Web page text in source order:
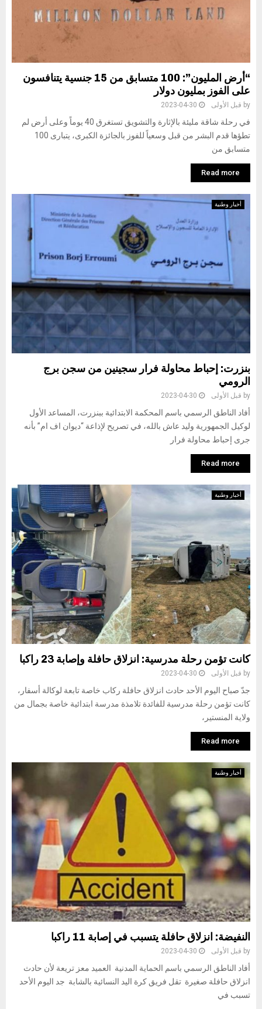
“أرض المليون”: 100 متسابق من 15 جنسية يتنافسون
على الفوز بمليون دولار
by قبل الأولى 2023-04-30
في رحلة شاقة مليئة بالإثارة والتشويق تستغرق 40 يوماً وعلى أرض لم
تطؤها قدم البشر من قبل وسعياً للفوز بالجائزة الكبرى، يتبارى 100
متسابق من
Read more
أخبار وطنية
بنزرت: إحباط محاولة فرار سجينين من سجن برج
الرومي
by قبل الأولى 2023-04-30
أفاد الناطق الرسمي باسم المحكمة الابتدائية ببنزرت، المساعد الأول
لوكيل الجمهورية وليد عاش بالله، في تصريح لإذاعة “ديوان اف ام” بأنه
جرى إحباط محاولة فرار
Read more
أخبار وطنية
كانت تؤمن رحلة مدرسية: انزلاق حافلة وإصابة 23 راكبا
by قبل الأولى 2023-04-30
جدّ صباح اليوم الأحد حادث انزلاق حافلة ركاب خاصة تابعة لوكالة أسفار،
كانت تؤمن رحلة مدرسية للفائدة تلامذة مدرسة ابتدائية خاصة بجمال من
ولاية المنستير،
Read more
أخبار وطنية
النفيضة: انزلاق حافلة يتسبب في إصابة 11 راكبا
by قبل الأولى 2023-04-30
أفاد الناطق الرسمي باسم الحماية المدنية العميد معز تريعة لأن حادث
انزلاق حافلة صغيرة تقل فريق كرة اليد النسائية بالشابة جد اليوم الأحد
تسبب في